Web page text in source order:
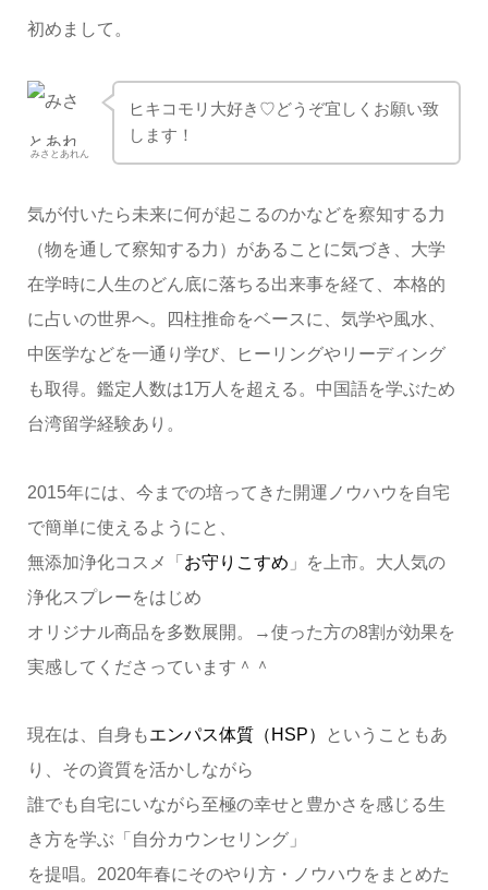
初めまして。
みさとあれん
ヒキコモリ大好き♡どうぞ宜しくお願い致
します！
気が付いたら未来に何が起こるのかなどを察知する力
（物を通して察知する力）があることに気づき、大学
在学時に人生のどん底に落ちる出来事を経て、本格的
に占いの世界へ。四柱推命をベースに、気学や風水、
中医学などを一通り学び、ヒーリングやリーディング
も取得。鑑定人数は1万人を超える。中国語を学ぶため
台湾留学経験あり。
2015年には、今までの培ってきた開運ノウハウを自宅
で簡単に使えるようにと、
無添加浄化コスメ「 お守りこすめ 」を上市。大人気の
浄化スプレーをはじめ
オリジナル商品を多数展開。→使った方の8割が効果を
実感してくださっています＾＾
現在は、自身もエンパス体質（HSP）
ということもあ
り、その資質を活かしながら
誰でも自宅にいながら至極の幸せと豊かさを感じる生
き方を学ぶ「自分カウンセリング」
を提唱。2020年春にそのやり方・ノウハウをまとめた